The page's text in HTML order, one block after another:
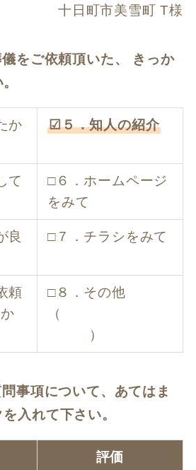
十日町市美雪町 T様
をご依頼頂いた、 きっか
か
☑５．知人の紹介
て
□６．ホームページ
をみて
良
□７．チラシをみて
頼
□８．その他
（
）
事項について、あてはま
入れて下さい。
評価